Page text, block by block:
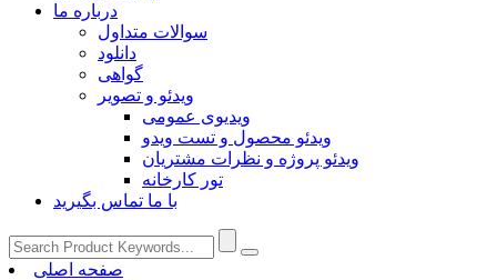
درباره ما
سوالات متداول
دانلود
گواهی
ویدئو و تصویر
ویدیوی عمومی
ویدئو محصول و تست ویدو
ویدئو پروژه و نظرات مشتریان
تور کارخانه
با ما تماس بگیرید
صفحه اصلی